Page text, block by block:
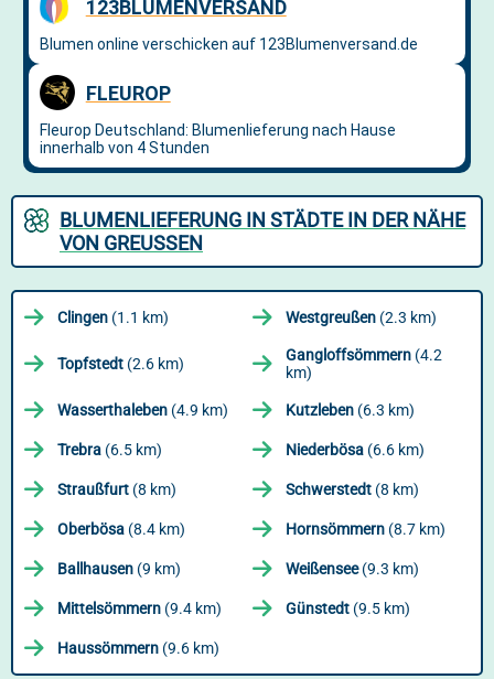
BLUMENLIEFERUNG IN STÄDTE IN DER NÄHE
VON GREUSSEN
Clingen (1.1 km) Westgreußen (2.3 km)
Topfstedt (2.6 km) Gangloffsömmern (4.2
km)
Wasserthaleben (4.9 km) Kutzleben (6.3 km)
Trebra (6.5 km) Niederbösa (6.6 km)
Straußfurt (8 km) Schwerstedt (8 km)
Oberbösa (8.4 km) Hornsömmern (8.7 km)
Ballhausen (9 km) Weißensee(9.3 km)
Mittelsömmern (9.4 km) Günstedt (9.5 km)
Haussömmern (9.6 km)